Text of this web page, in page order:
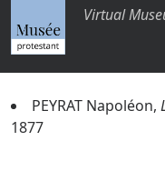
Virtual
PEYRAT Napoléon,
1877